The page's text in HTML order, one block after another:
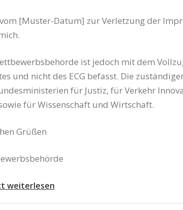
[Muster-Datum] zur Verletzung der
ist jedoch mit dem
und nicht des ECG befasst. Die
für Justiz, für Verkehr
für Wissenschaft und Wirtschaft.
Grüßen
weiterlesen